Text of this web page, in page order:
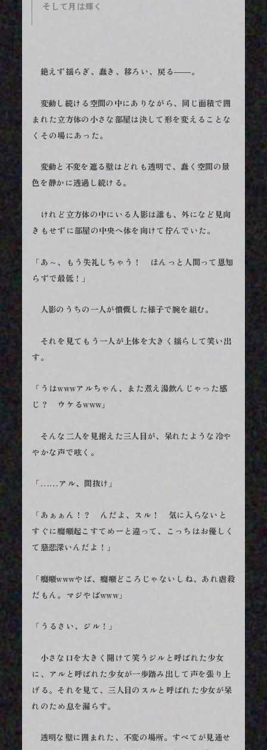
そして月は輝く
絶えず揺らぎ、蠢き、移ろい、戻る――。
変動し続ける空間の中にありながら、同じ面積で囲
まれた立方体の小さな部屋は決して形を変えることな
くその場にあった。
変動と不変を遮る壁はどれも透明で、蠢く空間の景
色を静かに透過し続ける。
けれど立方体の中にいる人影は誰も、外になど見向
きもせずに部屋の中央へ体を向けて佇んでいた。
「あ～、もう失礼しちゃう！ ほんっと人間って恩知
らずで最低！」
人影のうちの一人が憤慨した様子で腕を組む。
それを見てもう一人が上体を大きく揺らして笑い出
す。
「うはwwwアルちゃん、また煮え湯飲んじゃった感
じ？ ウケるwww」
そんな二人を見据えた三人目が、呆れたような冷や
やかな声で呟く。
「……アル、間抜け」
「あぁぁん！？ んだよ、スル！ 気に入らないと
すぐに癇癪起こすてめーと違って、こっちはお優しく
て慈悲深いんだよ！」
「癇癪wwwやば、癇癪どころじゃないしね、あれ虐殺
だもん。マジやばwww」
「うるさい、ジル！」
小さな口を大きく開けて笑うジルと呼ばれた少女
に、アルと呼ばれた少女が一歩踏み出して声を張り上
げる。それを見て、三人目のスルと呼ばれた少女が呆
れのため息を漏らす。
透明な壁に囲まれた、不変の場所。すべてが見通せ